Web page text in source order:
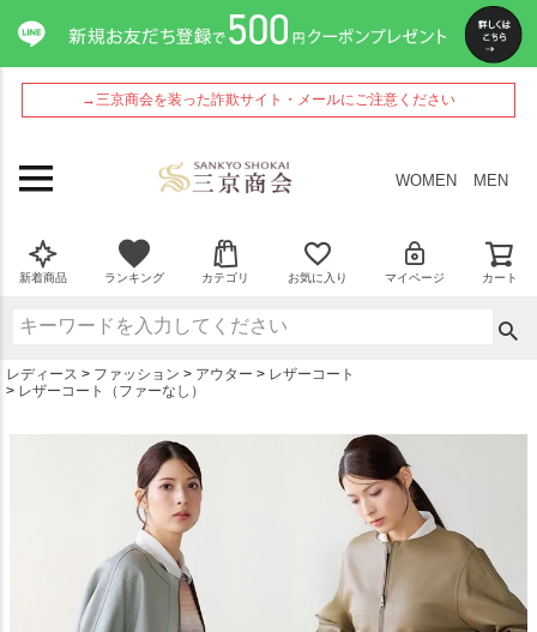
→三京商会を装った詐欺サイト・メールにご注意ください
WOMEN MEN
新着商品 ランキング カテゴリ お気に入り マイページ カート
レディース ファッション アウター
レザーコート
レザーコート（ファーなし）
ペー
ジト
ップ
へ